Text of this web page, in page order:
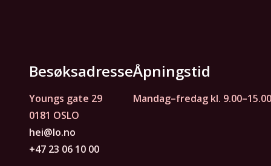
Besøksadresse
Youngs gate 29
0181 OSLO
hei@lo.no
+47 23 06 10 00
Åpningstid
Mandag–fredag kl. 9.00–15.00